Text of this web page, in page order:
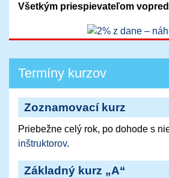
Všetkým priespievateľom
Termíny kurzov
Zoznamovací kurz
Priebežne celý rok, po dohode s
inštruktorov.
Základný kurz „A“